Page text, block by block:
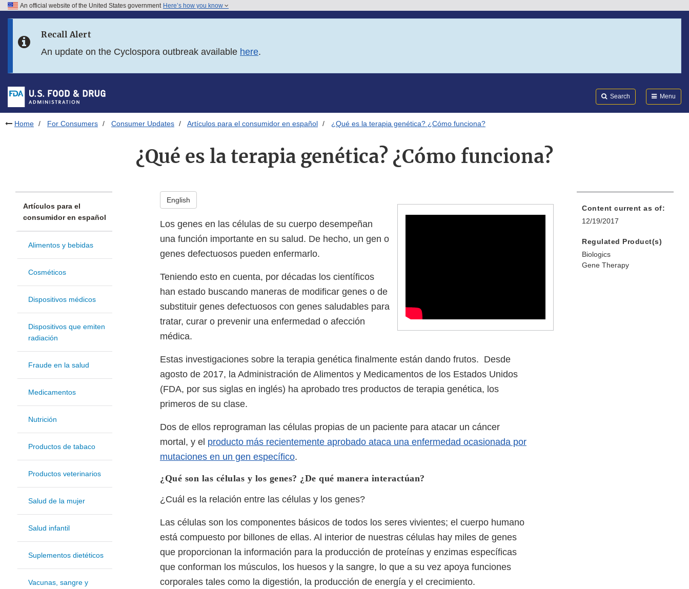
Skip to FDA Search
Skip to footer links
An official website of the United States government Here’s how you know
Recall Alert
An update on the Cyclospora outbreak available here.
Search Menu
Home For Consumers Consumer Updates Artículos para el consumidor en español ¿Qué es la terapia genética? ¿Cómo funciona?
¿Qué es la terapia genética? ¿Cómo funciona?
Artículos para el
consumidor en español
Alimentos y bebidas
Cosméticos
Dispositivos médicos
Dispositivos que emiten
radiación
Fraude en la salud
Medicamentos
Nutrición
Productos de tabaco
Productos veterinarios
Salud de la mujer
Salud infantil
Suplementos dietéticos
Vacunas, sangre y
English
Los genes en las células de su cuerpo desempeñan
una función importante en su salud. De hecho, un gen o
genes defectuosos pueden enfermarlo.
Teniendo esto en cuenta, por décadas los científicos
han estado buscando maneras de modificar genes o de
substituir genes defectuosos con genes saludables para
tratar, curar o prevenir una enfermedad o afección
médica.
Estas investigaciones sobre la terapia genética finalmente están dando frutos. Desde
agosto de 2017, la Administración de Alimentos y Medicamentos de los Estados Unidos
(FDA, por sus siglas en inglés) ha aprobado tres productos de terapia genética, los
primeros de su clase.
Dos de ellos reprograman las células propias de un paciente para atacar un cáncer
mortal, y el producto más recientemente aprobado ataca una enfermedad ocasionada por
mutaciones en un gen específico.
¿Qué son las células y los genes? ¿De qué manera interactúan?
¿Cuál es la relación entre las células y los genes?
Las células son los componentes básicos de todos los seres vivientes; el cuerpo humano
está compuesto por billones de ellas. Al interior de nuestras células hay miles de genes
que proporcionan la información para la producción de proteínas y enzimas específicas
que conforman los músculos, los huesos y la sangre, lo que a su vez apoya funciones
corporales tales como la digestión, la producción de energía y el crecimiento.
Content current as of:
12/19/2017
Regulated Product(s)
Biologics
Gene Therapy